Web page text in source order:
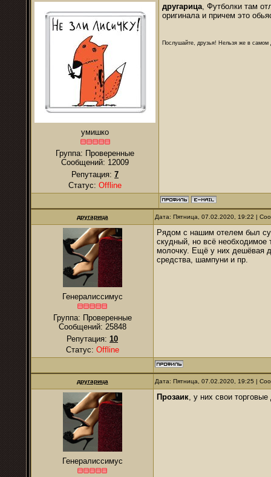
умишко
Группа: Проверенные
Сообщений: 12009
Репутация: 7
Статус: Offline
другарица, Футболки там
оригинала и причем это
Послушайте, друзья! Нельзя же в самом
другарица Дата: Пятница, 07.02.2020, 19:22 |
Генералиссимус
Группа: Проверенные
Сообщений: 25848
Репутация: 10
Статус: Offline
Рядом с нашим отелем был
скудный, но всё
молочку. Ещё у них дешёвая
средства, шампуни и пр.
другарица Дата: Пятница, 07.02.2020, 19:25 |
Генералиссимус
Прозаик, у них свои